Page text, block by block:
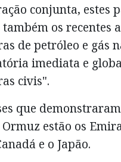
conjunta, estes
os recentes
de petróleo e gás
imediata e
civis".
que
estão os
e o Japão.